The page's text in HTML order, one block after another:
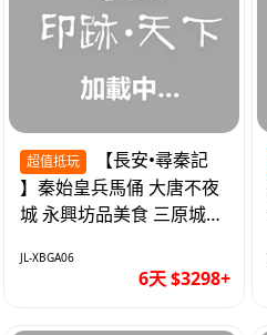
超值抵玩
】秦始皇兵馬俑 大唐不夜
城 永興坊品美食 三原城隍
JL-XBGA06
6天 $3298+